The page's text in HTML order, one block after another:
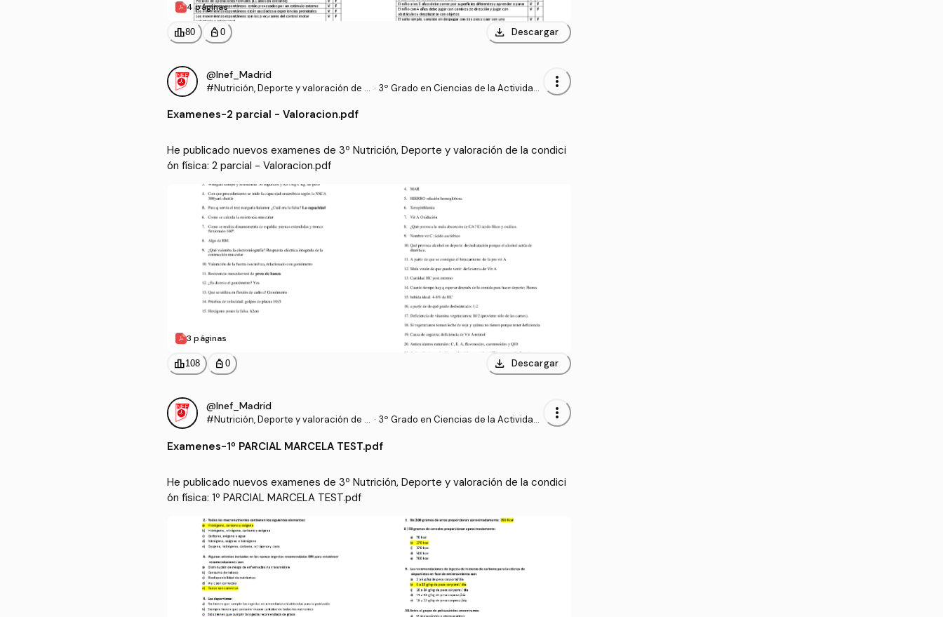
4 páginas
leaderboard80 personal_bag 0 download Descargar
@Inef_Madrid
#Nutrición, Deporte y valoración de l
· 3º Grado en Ciencias de la Actividad
more_vert
Examenes-2 parcial - Valoracion.pdf
He publicado nuevos examenes de 3º Nutrición, Deporte y valoración de la condici
ón física: 2 parcial - Valoracion.pdf
3 páginas
leaderboard108 personal_bag 0 download Descargar
@Inef_Madrid
#Nutrición, Deporte y valoración de l
· 3º Grado en Ciencias de la Actividad
more_vert
Examenes-1º PARCIAL MARCELA TEST.pdf
He publicado nuevos examenes de 3º Nutrición, Deporte y valoración de la condici
ón física: 1º PARCIAL MARCELA TEST.pdf